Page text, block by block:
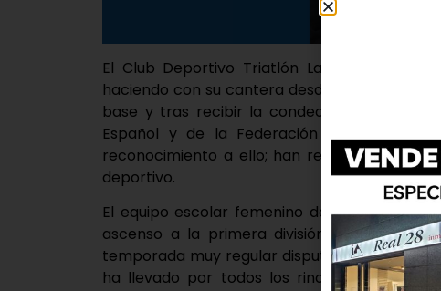
El Club Deportivo Triatlón Laguna de
haciendo con su cantera desde hace más de
base y tras recibir la condecoración “FETRI
Español y de la Federación española de
reconocimiento a ello; han recibido otra
deportivo.
El equipo escolar femenino del Club
ascenso a la primera división femenina
temporada muy regular disputando varias
ha llevado por todos los rincones de